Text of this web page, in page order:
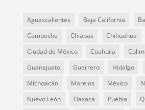
Aguascalientes Baja California
Campeche
Chiapas
Chihuahua
Ciudad de México
Coahuila
Guanajuato
Guerrero Hidalgo
Michoacán
Morelos México
Nuevo León
Oaxaca Puebla